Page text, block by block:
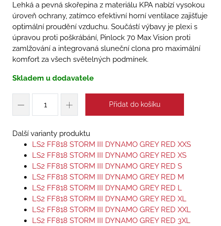
Lehká a pevná skořepina z materiálu KPA nabízí vysokou
úroveň ochrany, zatímco efektivní horní ventilace zajišťuje
optimální proudění vzduchu. Součástí výbavy je plexi s
úpravou proti poškrábání, Pinlock 70 Max Vision proti
zamlžování a integrovaná sluneční clona pro maximální
komfort za všech světelných podmínek.
Skladem u dodavatele
Přidat do košíku
Další varianty produktu
LS2 FF818 STORM III DYNAMO GREY RED XXS
LS2 FF818 STORM III DYNAMO GREY RED XS
LS2 FF818 STORM III DYNAMO GREY RED S
LS2 FF818 STORM III DYNAMO GREY RED M
LS2 FF818 STORM III DYNAMO GREY RED L
LS2 FF818 STORM III DYNAMO GREY RED XL
LS2 FF818 STORM III DYNAMO GREY RED XXL
LS2 FF818 STORM III DYNAMO GREY RED 3XL